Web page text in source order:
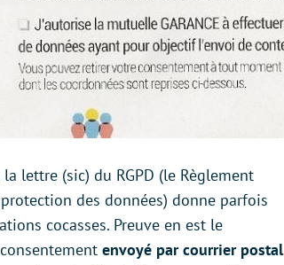
la lettre (sic) du RGPD (le Règlement
des données) donne parfois
cocasses. Preuve en est le
envoyé par courrier postal